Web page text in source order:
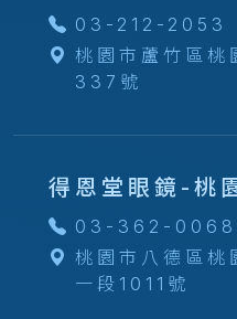
03-212-2053
桃園市蘆竹區桃
337號
得恩堂眼鏡-桃
03-362-0068
桃園市八德區桃
一段1011號